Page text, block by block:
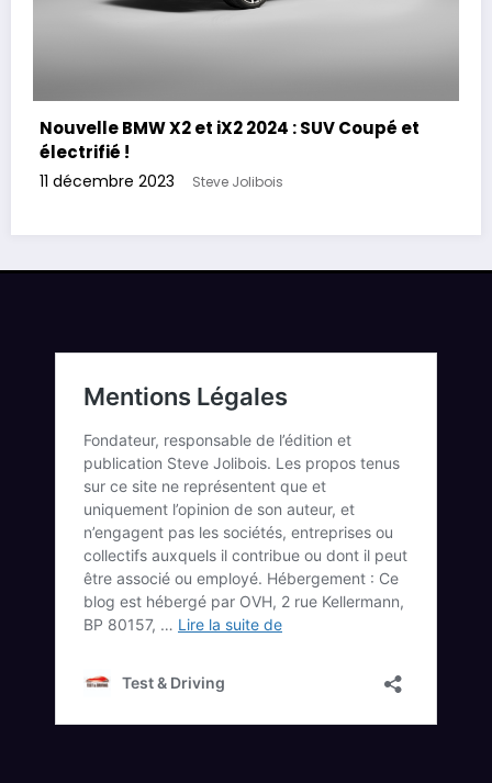
Nouvelle BMW X2 et iX2 2024 : SUV Coupé et
électrifié !
11 décembre 2023 Steve Jolibois